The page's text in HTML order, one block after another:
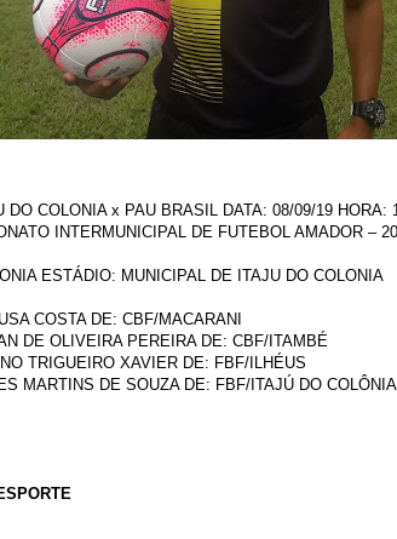
DO COLONIA x PAU BRASIL DATA: 08/09/19 HORA:
INTERMUNICIPAL DE FUTEBOL AMADOR –
ESTÁDIO: MUNICIPAL DE ITAJU DO COLONIA
COSTA DE: CBF/MACARANI
DE OLIVEIRA PEREIRA DE: CBF/ITAMBÉ
TRIGUEIRO XAVIER DE: FBF/ILHÉUS
MARTINS DE SOUZA DE: FBF/ITAJÚ DO COLÔNIA